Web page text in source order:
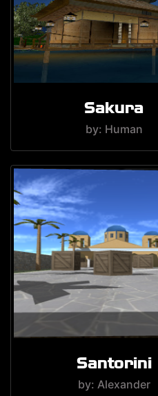
Sakura
by: Human
Santorini
by: Alexander